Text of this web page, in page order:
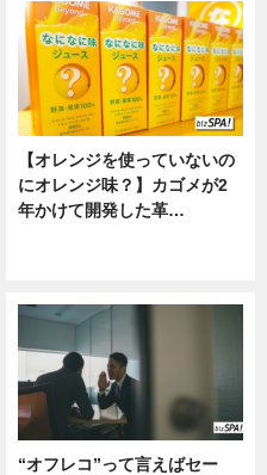
【オレンジを使っていないの
にオレンジ味？】カゴメが2
年かけて開発した革…
“オフレコ”って言えばセー